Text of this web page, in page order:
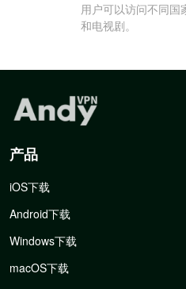
用户可以访问不同国
和电视剧。
产品
iOS下载
Android下载
Windows下载
macOS下载